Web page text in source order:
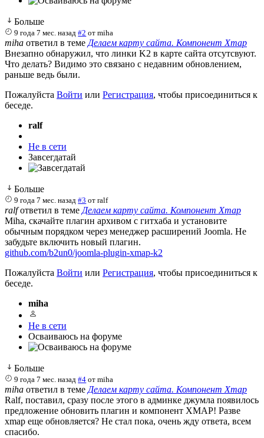
Больше
9 года 7 мес. назад #2 отmiha
miha ответил в теме Делаем карту сайта. Компонент Xmap
Внезапно обнаружил, что линки K2 в карте сайта отсутсвуют.
Что делать? Видимо это связано с недавним обновлением,
раньше ведь были.
Пожалуйста Войти или Регистрация, чтобы присоединиться к
беседе.
ralf
Не в сети
Завсегдатай
Больше
9 года 7 мес. назад #3 отralf
ralfответил в теме Делаем карту сайта. Компонент Xmap
Miha, скачайте плагин архивом с гитхаба и установите
обычным порядком через менеджер расширений Joomla. Не
забудьте включить новый плагин.
github.com/b2un0/joomla-plugin-xmap-k2
Пожалуйста Войти или Регистрация, чтобы присоединиться к
беседе.
miha
Не в сети
Осваиваюсь на форуме
Больше
9 года 7 мес. назад #4 отmiha
miha ответил в теме Делаем карту сайта. Компонент Xmap
Ralf, поставил, сразу после этого в админке джумла появилось
предложение обновить плагин и компонент XMAP! Разве
xmap еще обновляется? Не стал пока, очень жду ответа, всем
спасибо.